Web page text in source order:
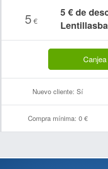
5 €
5 € de
Nuevo cliente: Sí
Compra mínima: 0 €